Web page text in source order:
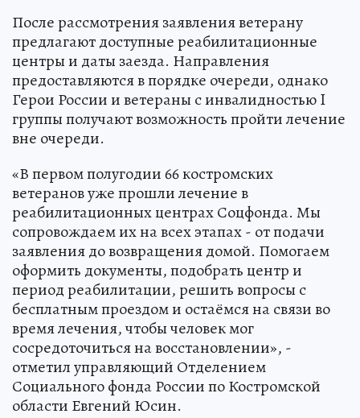
После рассмотрения заявления ветерану
предлагают доступные реабилитационные
центры и даты заезда. Направления
предоставляются в порядке очереди, однако
Герои России и ветераны с инвалидностью I
группы получают возможность пройти лечение
вне очереди.
«В первом полугодии 66 костромских
ветеранов уже прошли лечение в
реабилитационных центрах Соцфонда. Мы
сопровождаем их на всех этапах - от подачи
заявления до возвращения домой. Помогаем
оформить документы, подобрать центр и
период реабилитации, решить вопросы с
бесплатным проездом и остаёмся на связи во
время лечения, чтобы человек мог
сосредоточиться на восстановлении», -
отметил управляющий Отделением
Социального фонда России по Костромской
области Евгений Юсин.